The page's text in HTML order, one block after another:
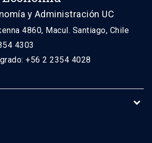
y Administración UC
4860, Macul. Santiago, Chile
4303
+56 2 2354 4028